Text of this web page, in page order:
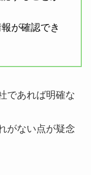
が確認でき
であれば明確な
がない点が疑念